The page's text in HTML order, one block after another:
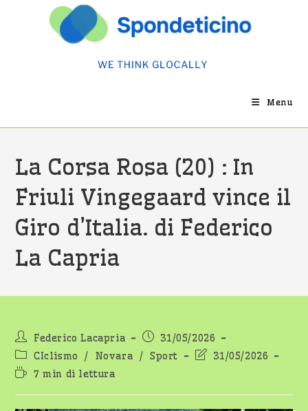
Menu
La Corsa Rosa (20) : In
Friuli Vingegaard vince il
Giro d’Italia. di Federico
La Capria
Autore
dell'articolo:
Federico Lacapria
Articolo
pubblicato:
31/05/2026
Categoria
dell'articolo:
CIclismo / Novara / Sport
Ultima31/05/2026
Tempo
lettura:
7 min di lettura